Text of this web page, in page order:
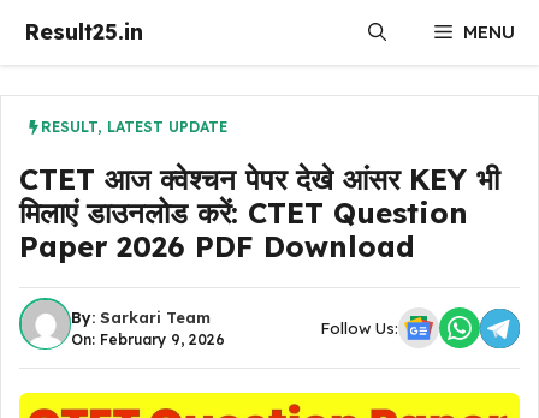
Result25.in MENU
RESULT, LATEST UPDATE
CTET आज क्वेश्चन पेपर देखे आंसर KEY भी
मिलाएं डाउनलोड करें: CTET Question
Paper 2026 PDF Download
By: Sarkari Team
On: February 9, 2026
Follow Us: